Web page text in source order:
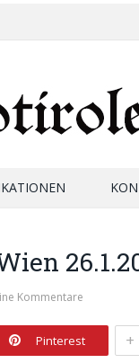
Kommentare
Pinterest +